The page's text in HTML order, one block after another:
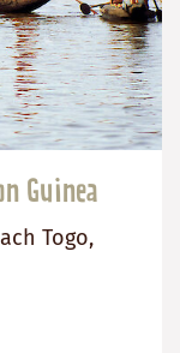
Guinea
Togo,